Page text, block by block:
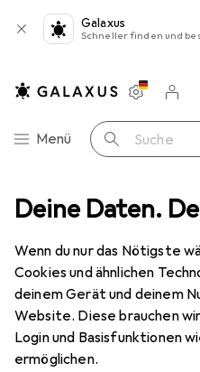
Deine Daten.
Wenn du nur das Nötigste
Cookies und ähnlichen
deinem Gerät und deinem
Website. Diese brauchen
Login und Basisfunktionen
ermöglichen.
Galaxus
Schneller finden und
Navigation nach Kategorien
Menü Suche
Merklisten
Warenkorb
+ Veloschläuche
3
Schwalbe Road
EUR
26,07